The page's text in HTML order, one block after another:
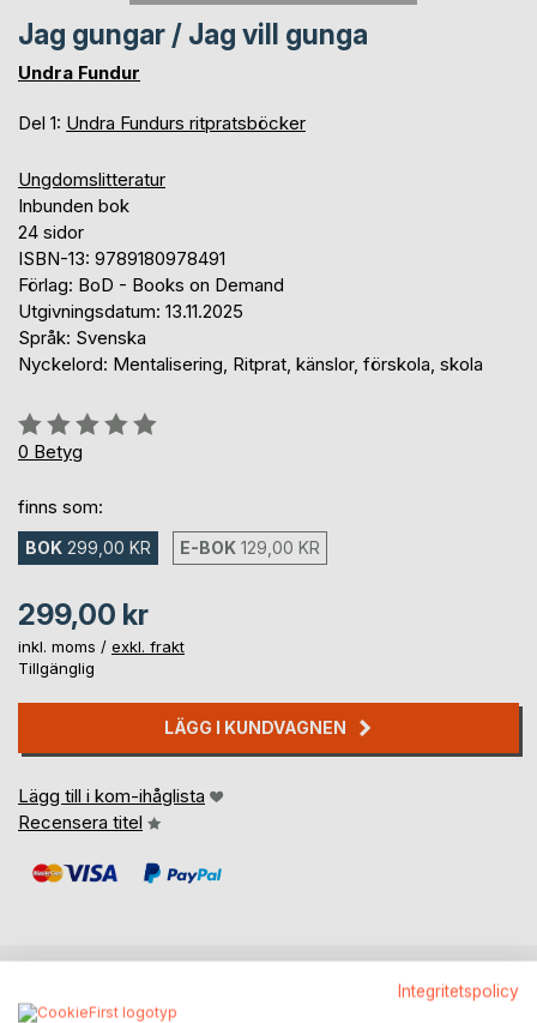
Jag gungar / Jag vill gunga
Undra Fundur
Del 1: Undra Fundurs ritpratsböcker
Ungdomslitteratur
Inbunden bok
24 sidor
ISBN-13: 9789180978491
Förlag: BoD - Books on Demand
Utgivningsdatum: 13.11.2025
Språk: Svenska
Nyckelord: Mentalisering, Ritprat, känslor, förskola, skola
Betyg::
0%
0 Betyg
finns som:
BOK 299,00 KR E-BOK 129,00 KR
299,00 kr
inkl. moms / exkl. frakt
Tillgänglig
LÄGG I KUNDVAGNEN
Lägg till i kom-ihåglista
Recensera titel
BESKRIVNING
Integritetspolicy